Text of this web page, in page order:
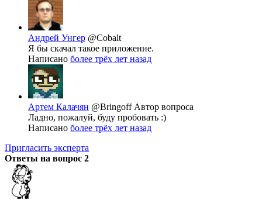
Андрей Унгер @Cobalt
Я бы скачал такое приложение.
Написано более трёх лет назад
Артем Калачян @Bringoff Автор вопроса
Ладно, пожалуй, буду пробовать :)
Написано более трёх лет назад
Пригласить эксперта
Ответы на вопрос 2